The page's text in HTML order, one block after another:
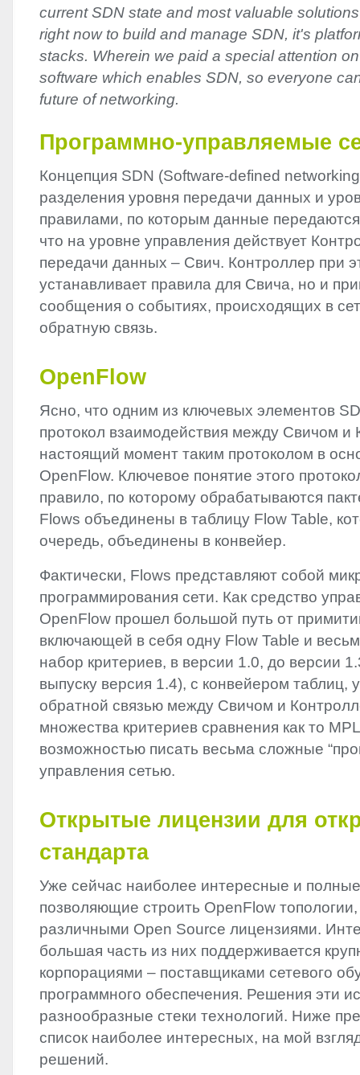
current SDN state and most valuable
right now to build and manage SDN, it's
stacks. Wherein we paid a special attention
software which enables SDN, so everyone
future of networking.
Программно-управляемые
Концепция SDN (Software-defined
разделения уровня передачи данных и
правилами, по которым данные
что на уровне управления действует
передачи данных – Свич. Контроллер при
устанавливает правила для Свича, но и
сообщения о событиях, происходящих в
обратную связь.
OpenFlow
Ясно, что одним из ключевых элементов
протокол взаимодействия между Свичом и
настоящий момент таким протоколом в
OpenFlow. Ключевое понятие этого
правило, по которому обрабатываются
Flows объединены в таблицу Flow Table,
очередь, объединены в конвейер.
Фактически, Flows представляют собой
программирования сети. Как средство
OpenFlow прошел большой путь от
включающей в себя одну Flow Table и
набор критериев, в версии 1.0, до версии
выпуску версия 1.4), с конвейером таблиц,
обратной связью между Свичом и
множества критериев сравнения как то
возможностью писать весьма сложные
управления сетью.
Открытые лицензии для
стандарта
Уже сейчас наиболее интересные и
позволяющие строить OpenFlow
различными Open Source лицензиями.
большая часть из них поддерживается
корпорациями – поставщиками сетевого
программного обеспечения. Решения эти
разнообразные стеки технологий. Ниже
список наиболее интересных, на мой
решений.